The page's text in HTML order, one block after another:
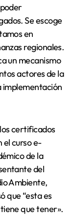
Se escoge
en
regionales.
un mecanismo
actores de la
implementación
certificados
el curso e-
de la
del
Ambiente,
que “esta es
que tener».